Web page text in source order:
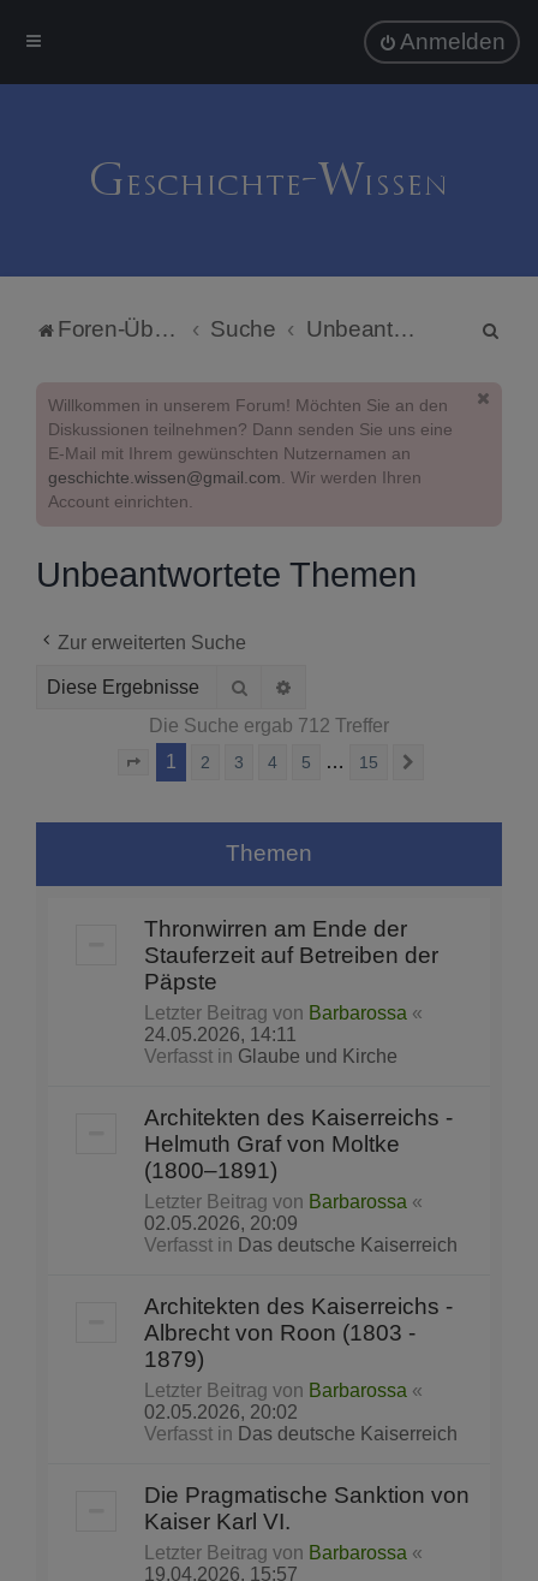
Anmelden
Foren-Übersicht Suche Unbeantwortete Themen
Willkommen in unserem Forum! Möchten Sie an den
Diskussionen teilnehmen? Dann senden Sie uns eine
E-Mail mit Ihrem gewünschten Nutzernamen an
geschichte.wissen@gmail.com. Wir werden Ihren
Account einrichten.
Unbeantwortete Themen
Zur erweiterten Suche
Suche
Die Suche ergab 712 Treffer
Seite von 15
1 2 3 4 5 … 15
Themen
Thronwirren am Ende der
Stauferzeit auf Betreiben der
Päpste
Letzter Beitrag von Barbarossa «
24.05.2026, 14:11
Verfasst in Glaube und Kirche
Architekten des Kaiserreichs -
Helmuth Graf von Moltke
(1800–1891)
Letzter Beitrag von Barbarossa «
02.05.2026, 20:09
Verfasst in Das deutsche Kaiserreich
Architekten des Kaiserreichs -
Albrecht von Roon (1803 -
1879)
Letzter Beitrag von Barbarossa «
02.05.2026, 20:02
Verfasst in Das deutsche Kaiserreich
Die Pragmatische Sanktion von
Kaiser Karl VI.
Letzter Beitrag von Barbarossa «
19.04.2026, 15:57